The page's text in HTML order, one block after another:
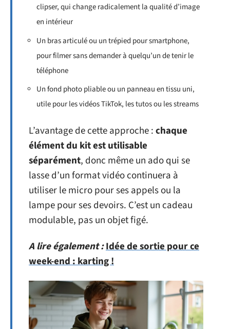
clipser, qui change radicalement la qualité d’image
en intérieur
Un bras articulé ou un trépied pour smartphone,
pour filmer sans demander à quelqu’un de tenir le
téléphone
Un fond photo pliable ou un panneau en tissu uni,
utile pour les vidéos TikTok, les tutos ou les streams
L’avantage de cette approche :chaque
élément du kit est utilisable
séparément, donc même un ado qui se
lasse d’un format vidéo continuera à
utiliser le micro pour ses appels ou la
lampe pour ses devoirs. C’est un cadeau
modulable, pas un objet figé.
A lire également :Idée de sortie pour ce
week-end : karting !